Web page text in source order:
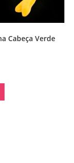
Cabeça Verde